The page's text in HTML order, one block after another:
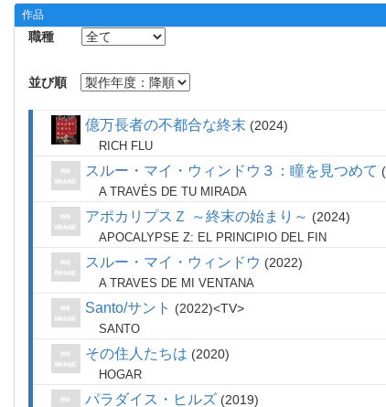
作品
職種
並び順
億万長者の不都合な終末 2024
RICH FLU
スルー・マイ・ウィンドウ３：瞳を見つめて
A TRAVÉS DE TU MIRADA
アポカリプスＺ ～終末の始まり～ 2024
APOCALYPSE Z: EL PRINCIPIO DEL FIN
スルー・マイ・ウィンドウ 2022
A TRAVES DE MI VENTANA
Santo/サント 2022 TV
SANTO
その住人たちは 2020
HOGAR
パラダイス・ヒルズ 2019